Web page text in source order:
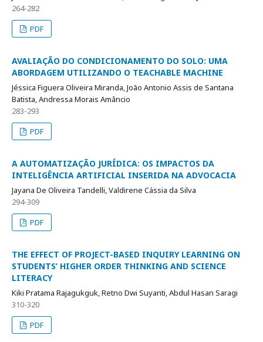
264-282
PDF
AVALIAÇÃO DO CONDICIONAMENTO DO SOLO: UMA
ABORDAGEM UTILIZANDO O TEACHABLE MACHINE
Jéssica Figuera Oliveira Miranda, João Antonio Assis de Santana
Batista, Andressa Morais Amâncio
283-293
PDF
A AUTOMATIZAÇÃO JURÍDICA: OS IMPACTOS DA
INTELIGÊNCIA ARTIFICIAL INSERIDA NA ADVOCACIA
Jayana De Oliveira Tandelli, Valdirene Cássia da Silva
294-309
PDF
THE EFFECT OF PROJECT-BASED INQUIRY LEARNING ON
STUDENTS’ HIGHER ORDER THINKING AND SCIENCE
LITERACY
Kiki Pratama Rajagukguk, Retno Dwi Suyanti, Abdul Hasan Saragi
310-320
PDF